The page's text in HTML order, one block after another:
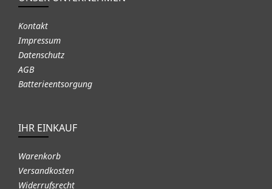
Kontakt
Impressum
Datenschutz
AGB
Batterieentsorgung
IHR EINKAUF
Warenkorb
Versandkosten
Widerrufsrecht